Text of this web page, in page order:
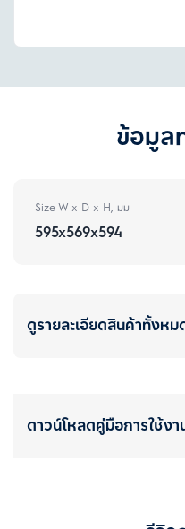
ข้อมูล
Size W x D x H, มม
595x569x594
ดูรายละเอียดสินค้าทั้งหม
ดาวน์โหลดคู่มือการใช้งา